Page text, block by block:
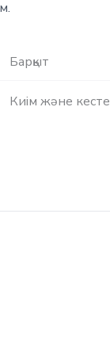
Барқыт
Киім және кесте